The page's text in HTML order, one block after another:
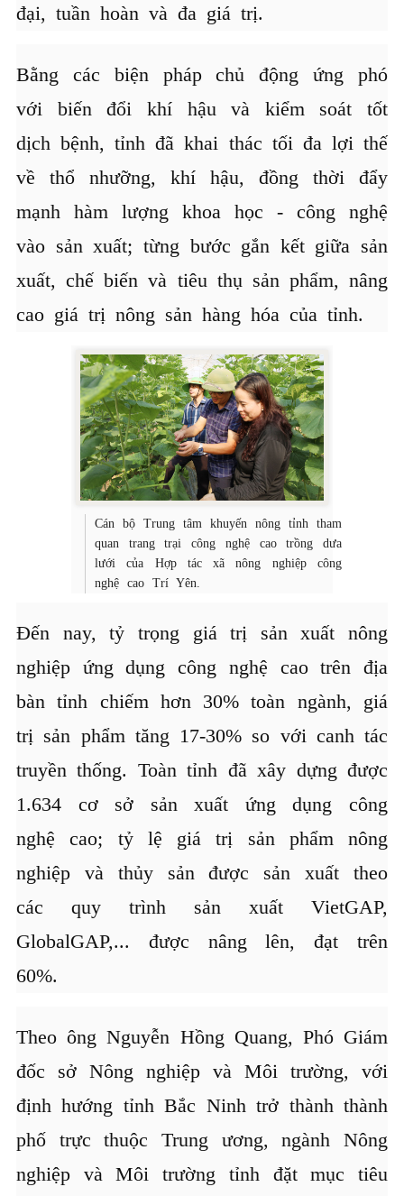
đại, tuần hoàn và đa giá trị.
Bằng các biện pháp chủ động ứng phó
với biến đổi khí hậu và kiểm soát tốt
dịch bệnh, tỉnh đã khai thác tối đa lợi thế
về thổ nhưỡng, khí hậu, đồng thời đẩy
mạnh hàm lượng khoa học - công nghệ
vào sản xuất; từng bước gắn kết giữa sản
xuất, chế biến và tiêu thụ sản phẩm, nâng
cao giá trị nông sản hàng hóa của tỉnh.
Cán bộ Trung tâm khuyến nông tỉnh tham
quan trang trại công nghệ cao trồng dưa
lưới của Hợp tác xã nông nghiệp công
nghệ cao Trí Yên.
Đến nay, tỷ trọng giá trị sản xuất nông
nghiệp ứng dụng công nghệ cao trên địa
bàn tỉnh chiếm hơn 30% toàn ngành, giá
trị sản phẩm tăng 17-30% so với canh tác
truyền thống. Toàn tỉnh đã xây dựng được
1.634 cơ sở sản xuất ứng dụng công
nghệ cao; tỷ lệ giá trị sản phẩm nông
nghiệp và thủy sản được sản xuất theo
các quy trình sản xuất VietGAP,
GlobalGAP,... được nâng lên, đạt trên
60%.
Theo ông Nguyễn Hồng Quang, Phó Giám
đốc sở Nông nghiệp và Môi trường, với
định hướng tỉnh Bắc Ninh trở thành thành
phố trực thuộc Trung ương, ngành Nông
nghiệp và Môi trường tỉnh đặt mục tiêu